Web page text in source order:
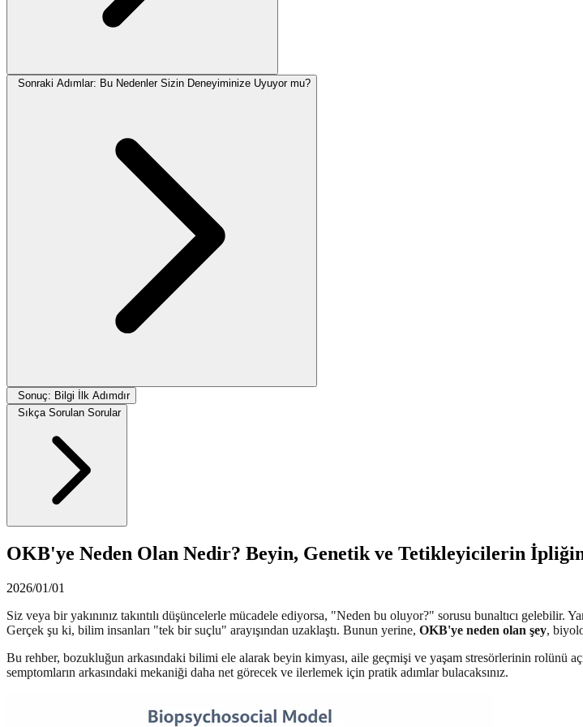
Sonraki Adımlar: Bu Nedenler Sizin Deneyiminize Uyuyor mu?
Sonuç: Bilgi İlk Adımdır
Sıkça Sorulan Sorular
OKB'ye Neden Olan Nedir? Beyin, Genetik ve Tetikleyicilerin
2026/01/01
Siz veya bir yakınınız takıntılı düşüncelerle mücadele ediyorsa, "Neden bu oluyor?" sorusu bunaltıcı
Gerçek şu ki, bilim insanları "tek bir suçlu" arayışından uzaklaştı. Bunun yerine, OKB'ye neden olan şey,
Bu rehber, bozukluğun arkasındaki bilimi ele alarak beyin kimyası, aile geçmişi ve yaşam stresörlerinin rolünü
semptomların arkasındaki mekaniği daha net görecek ve ilerlemek için pratik adımlar bulacaksınız.